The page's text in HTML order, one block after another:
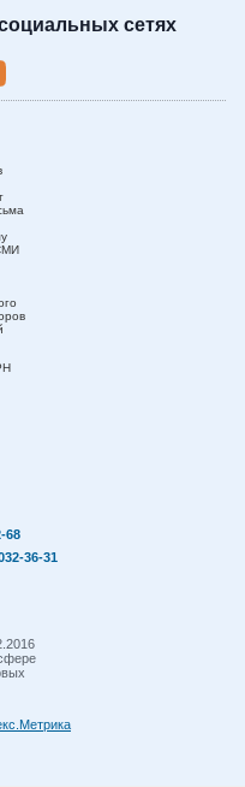
сетях
68
36-31